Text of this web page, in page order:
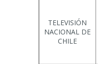
TELEVISIÓN
NACIONAL DE
CHILE